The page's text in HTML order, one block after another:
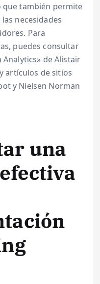
que también permite
necesidades
Para
puedes consultar
de Alistair
artículos de sitios
y Nielsen Norman
una